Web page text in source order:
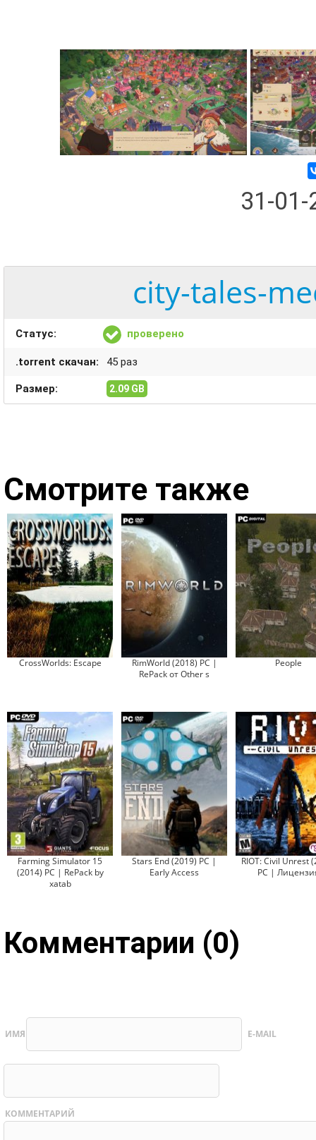
31-
city-tales-
Статус: проверено
.torrent скачан: 45 раз
Размер: 2.09 GB
Смотрите также
CrossWorlds: Escape
RimWorld (2018) PC |
RePack от Other s
People
Farming Simulator 15
(2014) PC | RePack by
xatab
Stars End (2019) PC |
Early Access
RIOT: Civil Unrest
PC |
Комментарии (0)
ИМЯ E-MAIL
КОММЕНТАРИЙ